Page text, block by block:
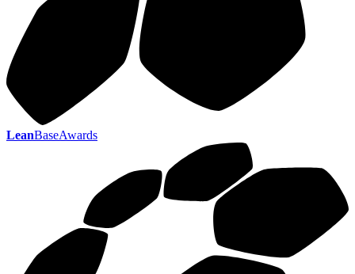
LeanBaseAwards